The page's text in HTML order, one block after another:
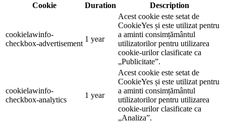
Cookie
Duration Description
cookielawinfo-
checkbox-advertisement
1 year
Acest cookie este setat de
CookieYes și este utilizat pentru
a aminti consimțământul
utilizatorilor pentru utilizarea
cookie-urilor clasificate ca
„Publicitate”.
cookielawinfo-
checkbox-analytics
1 year
Acest cookie este setat de
CookieYes și este utilizat pentru
a aminti consimțământul
utilizatorilor pentru utilizarea
cookie-urilor clasificate ca
„Analiza”.